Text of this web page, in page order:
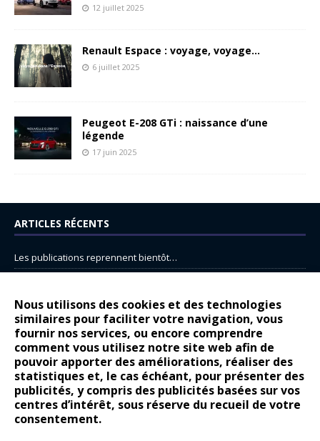
Nous utilisons des cookies et des technologies
similaires pour faciliter votre navigation, vous
fournir nos services, ou encore comprendre
comment vous utilisez notre site web afin de
pouvoir apporter des améliorations, réaliser des
statistiques et, le cas échéant, pour présenter des
publicités, y compris des publicités basées sur vos
centres d’intérêt, sous réserve du recueil de votre
consentement.
12 juillet 2025
Renault Espace : voyage, voyage…
6 juillet 2025
Peugeot E-208 GTi : naissance d’une
légende
17 juin 2025
ARTICLES RÉCENTS
Les publications reprennent bientôt…
14 juillet : nouveau film de marque pour Citroën
Renault Espace : voyage, voyage…
Peugeot E-208 GTi : naissance d’une légende
COMMENTAIRES RÉCENTS
Bernard DardartdansDacia Sandero : pour les gens vrais